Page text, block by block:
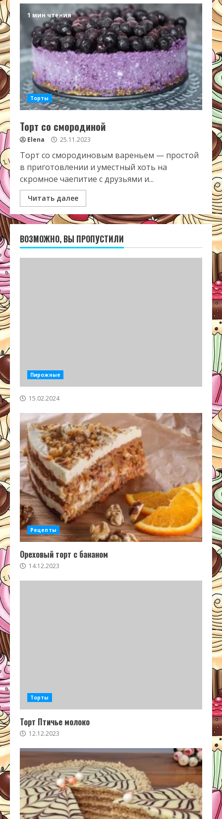
1 мин чтения
Торты
Торт со смородиной
Elena 25.11.2023
Торт со смородиновым вареньем — простой
в приготовлении и уместный хоть на
скромное чаепитие с друзьями и...
Читать далее
ВОЗМОЖНО, ВЫ ПРОПУСТИЛИ
Пирожные
15.02.2024
Рецепты
Ореховый торт с бананом
14.12.2023
Торты
Торт Птичье молоко
12.12.2023